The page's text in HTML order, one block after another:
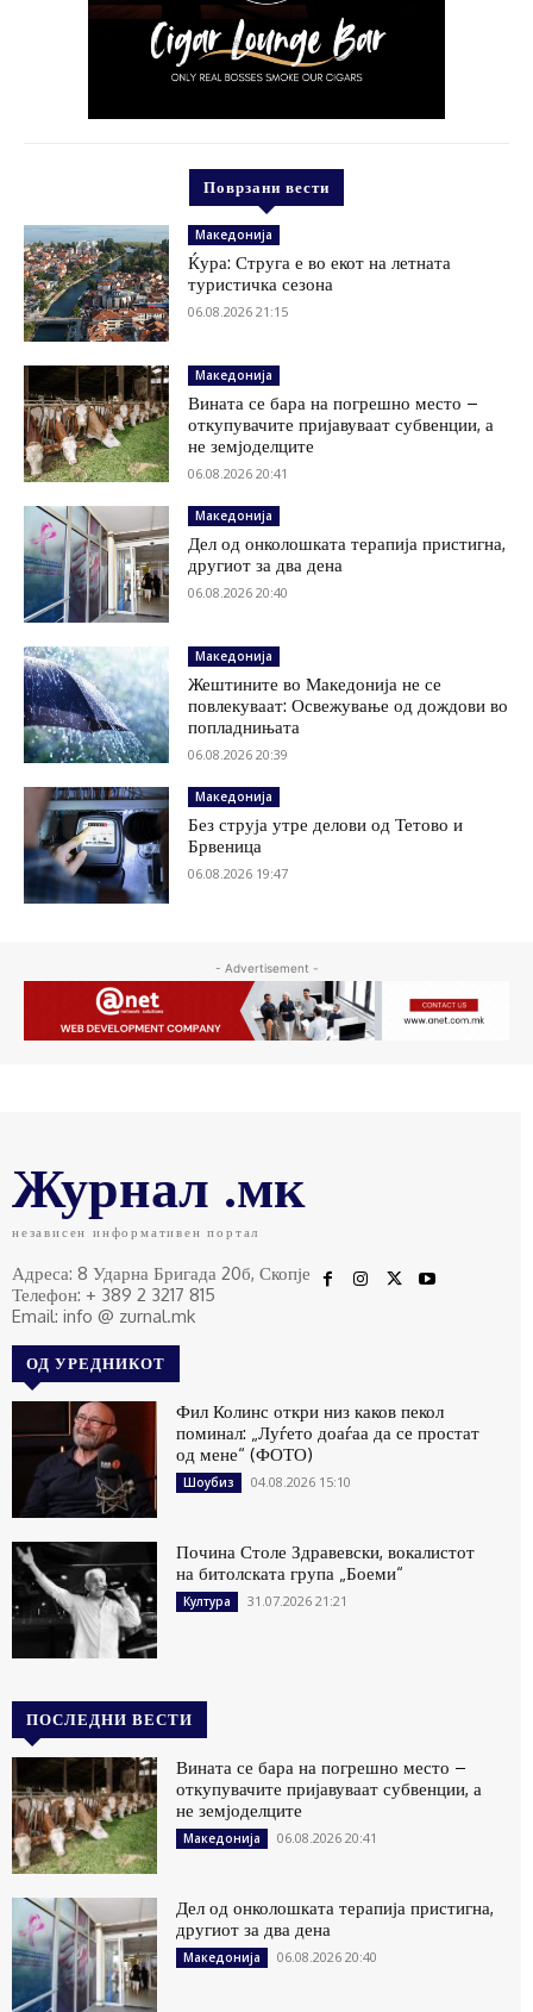
Поврзани вести
Македонија
Ќура: Струга е во екот на летната
туристичка сезона
06.08.2026 21:15
Македонија
Вината се бара на погрешно место –
откупувачите пријавуваат субвенции, а
не земјоделците
06.08.2026 20:41
Македонија
Дел од онколошката терапија пристигна,
другиот за два дена
06.08.2026 20:40
Македонија
Жештините во Македонија не се
повлекуваат: Освежување од дождови во
попладнињата
06.08.2026 20:39
Македонија
Без струја утре делови од Тетово и
Брвеница
06.08.2026 19:47
- Advertisement -
Журнал .мк
независен информативен портал
Адреса: 8 Ударна Бригада 20б, Скопје
Телефон: + 389 2 3217 815
Email: info @ zurnal.mk
ОД УРЕДНИКОТ
Фил Колинс откри низ каков пекол
поминал: „Луѓето доаѓаа да се простат
од мене“ (ФОТО)
Шоубиз 04.08.2026 15:10
Почина Столе Здравевски, вокалистот
на битолската група „Боеми“
Култура 31.07.2026 21:21
ПОСЛЕДНИ ВЕСТИ
Вината се бара на погрешно место –
откупувачите пријавуваат субвенции, а
не земјоделците
Македонија 06.08.2026 20:41
Дел од онколошката терапија пристигна,
другиот за два дена
Македонија 06.08.2026 20:40